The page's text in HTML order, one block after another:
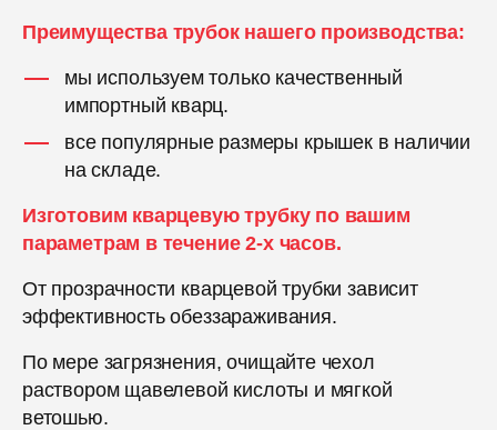
Преимущества трубок нашего производства:
мы используем только качественный
импортный кварц.
все популярные размеры крышек в наличии
на складе.
Изготовим кварцевую трубку по вашим
параметрам в течение 2-х часов.
От прозрачности кварцевой трубки зависит
эффективность обеззараживания.
По мере загрязнения, очищайте чехол
раствором щавелевой кислоты и мягкой
ветошью.